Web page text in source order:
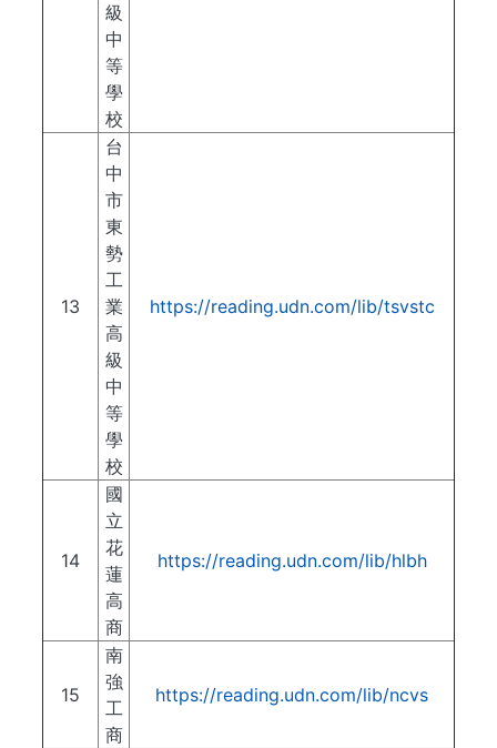
級
中
等
學
校
13
台
中
市
東
勢
工
業
高
級
中
等
學
校
https://reading.udn.com/lib/tsvstc
14
國
立
花
蓮
高
商
https://reading.udn.com/lib/hlbh
15
南
強
工
商
https://reading.udn.com/lib/ncvs